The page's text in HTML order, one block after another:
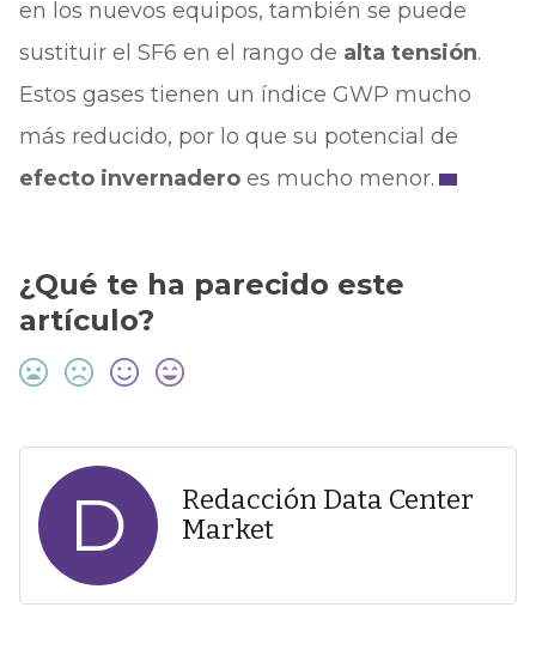
en los nuevos equipos, también se puede
sustituir el SF6 en el rango de alta tensión.
Estos gases tienen un índice GWP mucho
más reducido, por lo que su potencial de
efecto invernaderoes mucho menor.
¿Qué te ha parecido este
artículo?
D
Redacción Data Center
Market